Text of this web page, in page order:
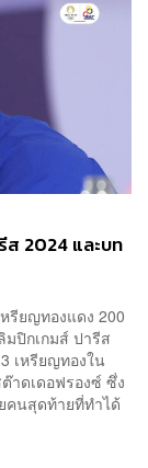
ส 2024 และบท
รียญทองแดง 200
มปิกเกมส์ ปารีส
เหรียญทองใน
าดเดอฟรองซ์ ซึ่ง
นสุดท้ายที่ทำได้